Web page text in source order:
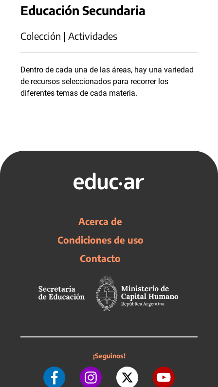
Educación Secundaria
Colección | Actividades
Dentro de cada una de las áreas, hay una variedad
de recursos seleccionados para recorrer los
diferentes temas de cada materia.
Acerca de
Condiciones de uso
Contacto
¡Seguinos!